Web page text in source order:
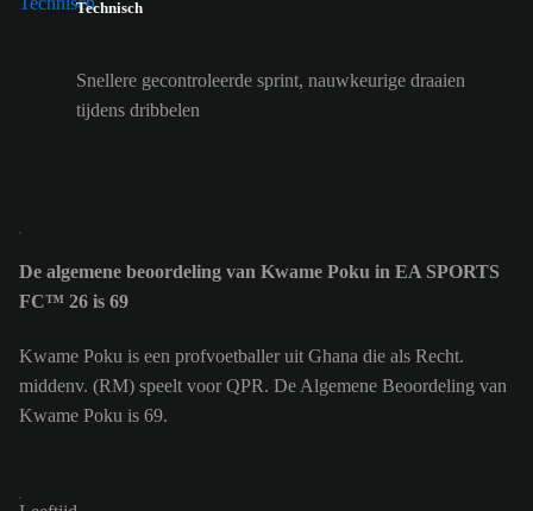
Technisch
Snellere gecontroleerde sprint, nauwkeurige draaien
tijdens dribbelen
De algemene beoordeling van Kwame Poku in EA SPORTS
FC™ 26 is 69
Kwame Poku is een profvoetballer uit Ghana die als Recht.
middenv. (RM) speelt voor QPR. De Algemene Beoordeling van
Kwame Poku is 69.